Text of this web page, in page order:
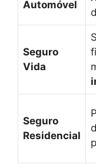
Automóvel
Seguro
Vida
Seguro
Residencial